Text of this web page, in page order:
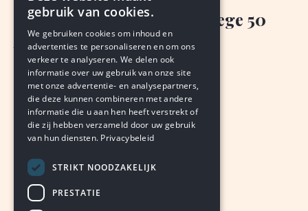
50 gratis koffietafels vanwege 50
jaar na Lies & Jan
VAN ONZE REDACTIE
augustus 5, 2026 LEDEN
gebruik van cookies.
We gebruiken cookies om inhoud en
advertenties te personaliseren en om ons
verkeer te analyseren. We delen ook
informatie over uw gebruik van onze site
met onze advertentie- en analysepartners,
die deze kunnen combineren met andere
informatie die u aan hen heeft verstrekt of
die zij hebben verzameld door uw gebruik
van hun diensten. Privacybeleid
STRIKT NOODZAKELIJK
PRESTATIE